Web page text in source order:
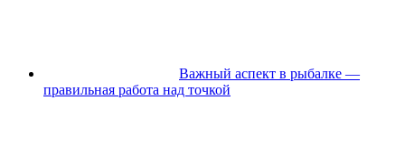
Важный аспект в рыбалке —
правильная работа над точкой